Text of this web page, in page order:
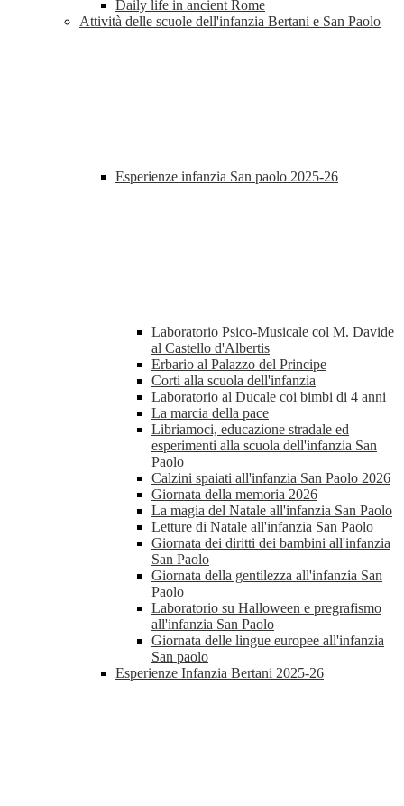
Daily life in ancient Rome
Attività delle scuole dell'infanzia Bertani e San Paolo
Esperienze infanzia San paolo 2025-26
Laboratorio Psico-Musicale col M. Davide
al Castello d'Albertis
Erbario al Palazzo del Principe
Corti alla scuola dell'infanzia
Laboratorio al Ducale coi bimbi di 4 anni
La marcia della pace
Libriamoci, educazione stradale ed
esperimenti alla scuola dell'infanzia San
Paolo
Calzini spaiati all'infanzia San Paolo 2026
Giornata della memoria 2026
La magia del Natale all'infanzia San Paolo
Letture di Natale all'infanzia San Paolo
Giornata dei diritti dei bambini all'infanzia
San Paolo
Giornata della gentilezza all'infanzia San
Paolo
Laboratorio su Halloween e pregrafismo
all'infanzia San Paolo
Giornata delle lingue europee all'infanzia
San paolo
Esperienze Infanzia Bertani 2025-26